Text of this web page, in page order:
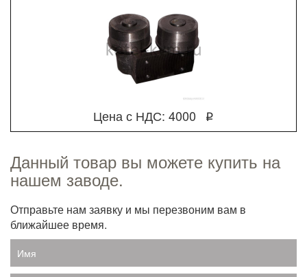
Цена с НДС: 4000 q
Данный товар вы можете купить на
нашем заводе.
Отправьте нам заявку и мы перезвоним вам в
ближайшее время.
Имя